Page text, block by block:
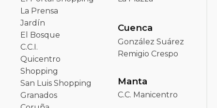
La Prensa
Jardín
El Bosque
C.C.I.
Quicentro
Shopping
San Luis Shopping
Granados
Cuenca
González Suárez
Remigio Crespo
Manta
C.C. Manicentro